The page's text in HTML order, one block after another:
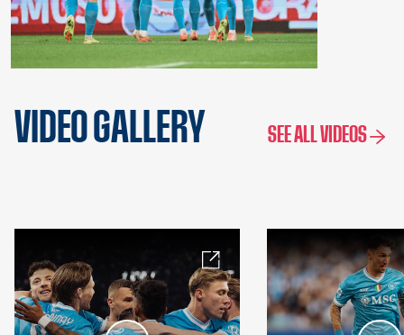
VIDEO GALLERY SEE ALL VIDEOS